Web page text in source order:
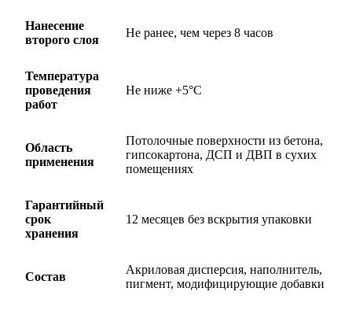
Нанесение
второго слоя
Не ранее, чем через 8 часов
Температура
проведения
работ
Не ниже +5°С
Область
применения
Потолочные поверхности из бетона,
гипсокартона, ДСП и ДВП в сухих
помещениях
Гарантийный
срок
хранения
12 месяцев без вскрытия упаковки
Состав
Акриловая дисперсия, наполнитель,
пигмент, модифицирующие добавки